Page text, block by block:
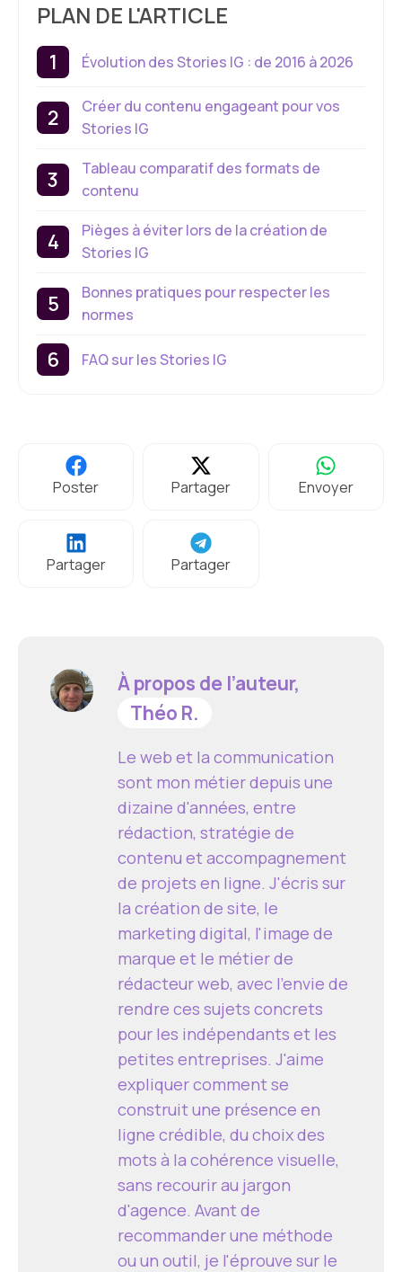
PLAN DE L'ARTICLE
Évolution des Stories IG : de 2016 à 2026
Créer du contenu engageant pour vos
Stories IG
Tableau comparatif des formats de
contenu
Pièges à éviter lors de la création de
Stories IG
Bonnes pratiques pour respecter les
normes
FAQ sur les Stories IG
Poster Partager Envoyer
Partager Partager
À propos de l’auteur,
Théo R.
Le web et la communication
sont mon métier depuis une
dizaine d'années, entre
rédaction, stratégie de
contenu et accompagnement
de projets en ligne. J'écris sur
la création de site, le
marketing digital, l'image de
marque et le métier de
rédacteur web, avec l'envie de
rendre ces sujets concrets
pour les indépendants et les
petites entreprises. J'aime
expliquer comment se
construit une présence en
ligne crédible, du choix des
mots à la cohérence visuelle,
sans recourir au jargon
d'agence. Avant de
recommander une méthode
ou un outil, je l'éprouve sur le